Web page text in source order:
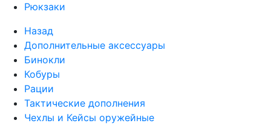
Рюкзаки
Назад
Дополнительные аксессуары
Бинокли
Кобуры
Рации
Тактические дополнения
Чехлы и Кейсы оружейные